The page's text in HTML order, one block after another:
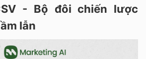
- Bộ đôi chiến lược
lẫn